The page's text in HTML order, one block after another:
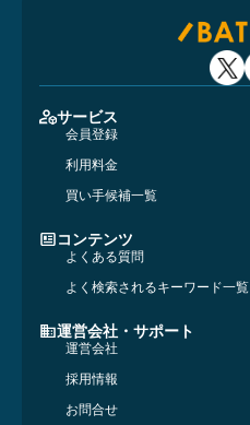
サービス
会員登録
利用料金
買い手候補一覧
コンテンツ
よくある質問
よく検索されるキーワード一覧
運営会社・サポート
運営会社
採用情報
お問合せ